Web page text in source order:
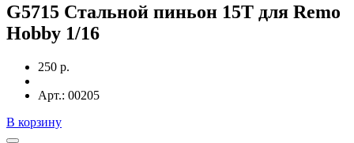
G5715 Стальной пиньон 15T для Remo
Hobby 1/16
250 р.
Арт.: 00205
В корзину